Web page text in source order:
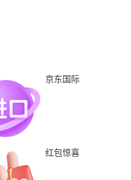
京东国际
红包惊喜